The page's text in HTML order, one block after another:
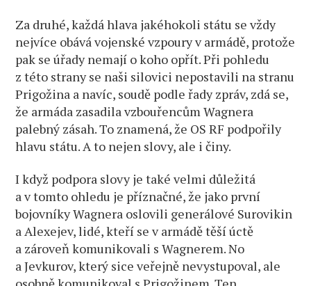
Za druhé, každá hlava jakéhokoli státu se vždy
nejvíce obává vojenské vzpoury v armádě, protože
pak se úřady nemají o koho opřít. Při pohledu
z této strany se naši silovici nepostavili na stranu
Prigožina a navíc, soudě podle řady zpráv, zdá se,
že armáda zasadila vzbouřencům Wagnera
palebný zásah. To znamená, že OS RF podpořily
hlavu státu. A to nejen slovy, ale i činy.
I když podpora slovy je také velmi důležitá
a v tomto ohledu je příznačné, že jako první
bojovníky Wagnera oslovili generálové Surovikin
a Alexejev, lidé, kteří se v armádě těší úctě
a zároveň komunikovali s Wagnerem. No
a Jevkurov, který sice veřejně nevystupoval, ale